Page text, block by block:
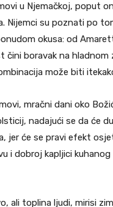
u Njemačkoj, poput
Nijemci su poznati po
okusa: od
čini boravak na
može biti
mračni dani oko
nadajući se da će
jer će se pravi efekt
i dobroj kapljici
ali toplina ljudi, mirisi